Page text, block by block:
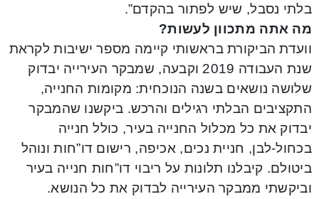
בלתי נסבל, שיש לפתור בהקדם”.
מה אתה מתכוון לעשות?
וועדת הביקורת בראשותי קיימה מספר ישיבות לקראת
שנת העבודה 2019 וקבעה, שמבקר העירייה יבדוק
שלושה נושאים בשנה הנוכחית: מקומות החנייה,
התקציבים הבלתי רגילים והרכש. ביקשנו שהמבקר
יבדוק את כל מכלול החנייה בעיר, כולל חנייה
בכחול-לבן, חניית נכים, אכיפה, רישום דו”חות ונוהל
ביטולם. קיבלנו תלונות על ריבוי דו”חות חנייה בעיר
וביקשתי ממבקר העירייה לבדוק את כל הנושא.